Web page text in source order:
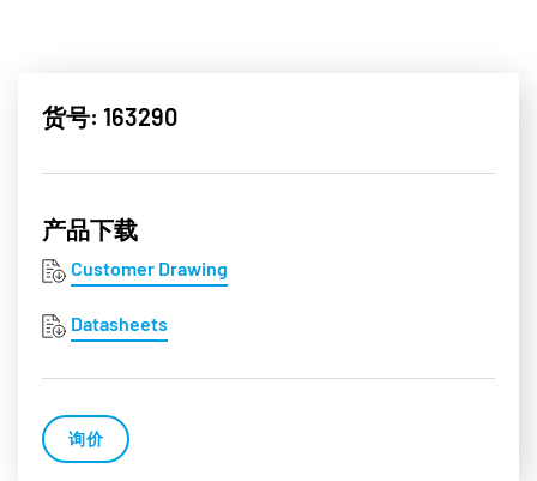
货号: 163290
产品下载
Customer Drawing
Datasheets
询价